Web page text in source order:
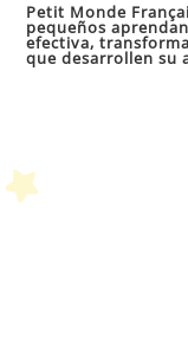
Petit Monde
pequeños
efectiva,
que desarrollen su